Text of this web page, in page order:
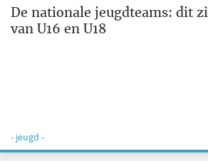
De nationale jeugdteams: dit
van U16 en U18
- jeugd -